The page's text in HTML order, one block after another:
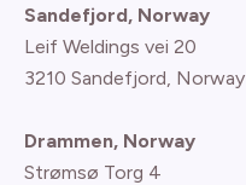
Sandefjord, Norway
Leif Weldings vei 20
3210 Sandefjord, Norway
Drammen, Norway
Strømsø Torg 4